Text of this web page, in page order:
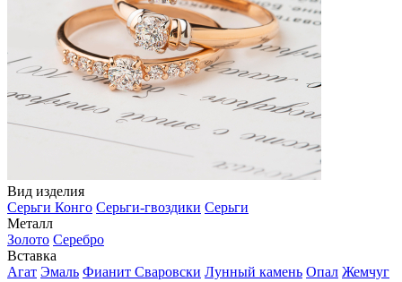
Вид изделия
Серьги Конго Серьги-гвоздики Серьги
Металл
Золото Серебро
Вставка
Агат Эмаль Фианит Сваровски Лунный камень Опал Жемчуг